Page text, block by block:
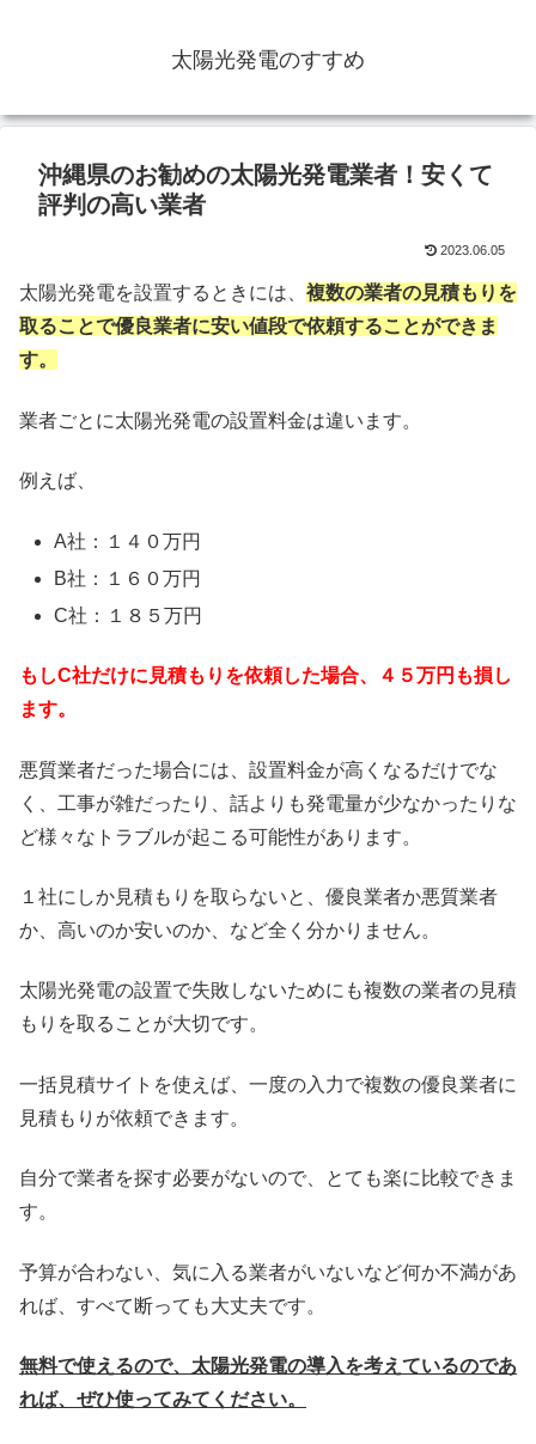
太陽光発電のすすめ
沖縄県のお勧めの太陽光発電業者！安くて
評判の高い業者
2023.06.05
太陽光発電を設置するときには、 複数の業者の見積もりを
取ることで優良業者に安い値段で依頼することができま
す。
業者ごとに太陽光発電の設置料金は違います。
例えば、
A社：１４０万円
B社：１６０万円
C社：１８５万円
もしC社だけに見積もりを依頼した場合、４５万円も損し
ます。
悪質業者だった場合には、設置料金が高くなるだけでな
く、工事が雑だったり、話よりも発電量が少なかったりな
ど様々なトラブルが起こる可能性があります。
１社にしか見積もりを取らないと、優良業者か悪質業者
か、高いのか安いのか、など全く分かりません。
太陽光発電の設置で失敗しないためにも複数の業者の見積
もりを取ることが大切です。
一括見積サイトを使えば、一度の入力で複数の優良業者に
見積もりが依頼できます。
自分で業者を探す必要がないので、とても楽に比較できま
す。
予算が合わない、気に入る業者がいないなど何か不満があ
れば、すべて断っても大丈夫です。
無料で使えるので、太陽光発電の導入を考えているのであ
れば、ぜひ使ってみてください。